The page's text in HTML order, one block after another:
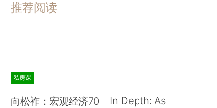
推荐阅读
私房课
向松祚：宏观经济70
In Depth: As